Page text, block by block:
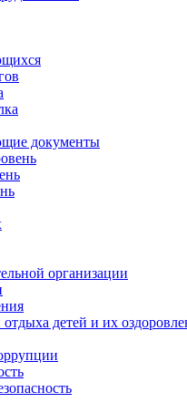
документы
организации
детей и их